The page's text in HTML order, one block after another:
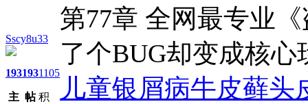
Sscy8u33
193
主
193
帖
1105
积
第77章 全网最专业
了个BUG却变成核心
儿童银屑病牛皮藓头